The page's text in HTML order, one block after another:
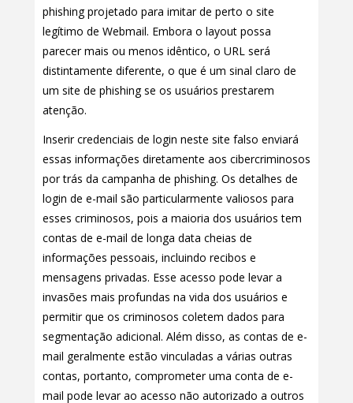
phishing projetado para imitar de perto o site
legítimo de Webmail. Embora o layout possa
parecer mais ou menos idêntico, o URL será
distintamente diferente, o que é um sinal claro de
um site de phishing se os usuários prestarem
atenção.
Inserir credenciais de login neste site falso enviará
essas informações diretamente aos cibercriminosos
por trás da campanha de phishing. Os detalhes de
login de e-mail são particularmente valiosos para
esses criminosos, pois a maioria dos usuários tem
contas de e-mail de longa data cheias de
informações pessoais, incluindo recibos e
mensagens privadas. Esse acesso pode levar a
invasões mais profundas na vida dos usuários e
permitir que os criminosos coletem dados para
segmentação adicional. Além disso, as contas de e-
mail geralmente estão vinculadas a várias outras
contas, portanto, comprometer uma conta de e-
mail pode levar ao acesso não autorizado a outros